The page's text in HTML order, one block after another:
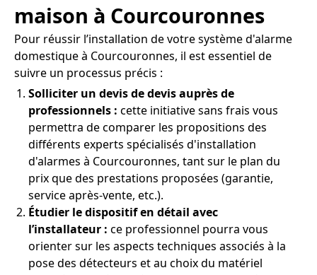
maison à Courcouronnes
Pour réussir l’installation de votre système d'alarme
domestique à Courcouronnes, il est essentiel de
suivre un processus précis :
Solliciter un devis de devis auprès de
professionnels : cette initiative sans frais vous
permettra de comparer les propositions des
différents experts spécialisés d'installation
d'alarmes à Courcouronnes, tant sur le plan du
prix que des prestations proposées (garantie,
service après-vente, etc.).
Étudier le dispositif en détail avec
l’installateur : ce professionnel pourra vous
orienter sur les aspects techniques associés à la
pose des détecteurs et au choix du matériel